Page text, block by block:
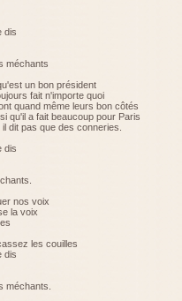
dis
méchants
un bon président
fait n'importe quoi
quand même leurs bon côtés
qu'il a fait beaucoup pour Paris
dit pas que des conneries.
dis
nos voix
la voix
les couilles
dis
méchants.